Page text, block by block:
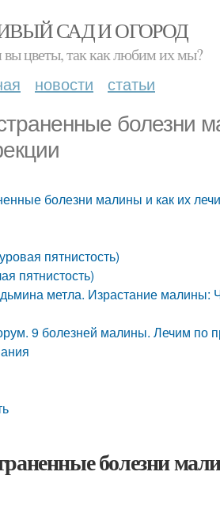
САД И ОГОРОД
цветы, так как любим их мы?
новости статьи
болезни
болезни малины и как их
пятнистость)
пятнистость)
метла. Израстание малины:
9 болезней малины. Лечим по
болезни